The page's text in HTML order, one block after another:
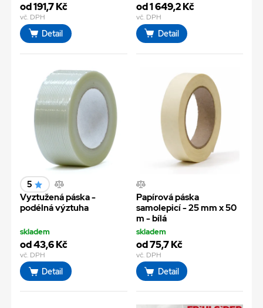
od 191,7 Kč
vč. DPH
Detail
od 1 649,2 Kč
vč. DPH
Detail
5
Vyztužená páska -
podélná výztuha
skladem
od 43,6 Kč
vč. DPH
Detail
Papírová páska
samolepicí - 25 mm x 50
m - bílá
skladem
od 75,7 Kč
vč. DPH
Detail